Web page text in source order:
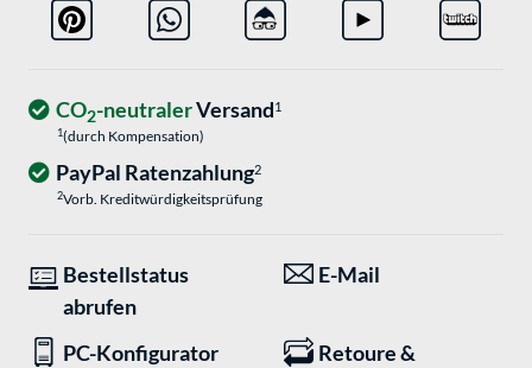
CO2-neutralerVersand1
1(durch Kompensation)
PayPal Ratenzahlung2
2Vorb. Kreditwürdigkeitsprüfung
Bestellstatus
abrufen
E-Mail
PC-Konfigurator
Retoure &